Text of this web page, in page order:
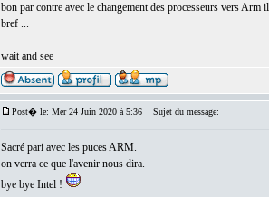
bon par contre avec le changement des processeurs vers
bref ...
wait and see
Post� le: Mer 24 Juin 2020 à 5:36 Sujet du message:
Sacré pari avec les puces ARM.
on verra ce que l'avenir nous dira.
bye bye Intel !